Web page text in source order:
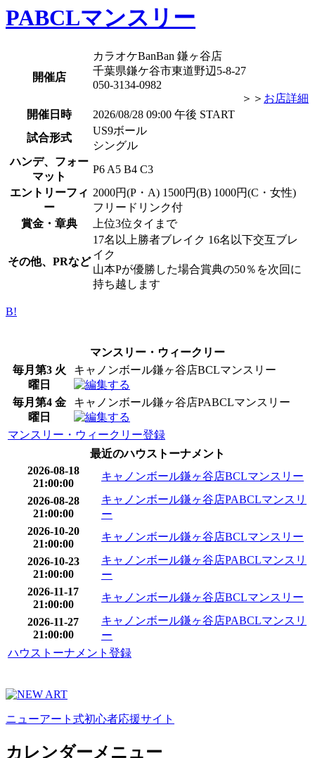
PABCLマンスリー
開催店
カラオケBanBan 鎌ヶ谷店
千葉県鎌ケ谷市東道野辺5-8-27
050-3134-0982
＞＞ お店詳細
開催日時
2026/08/28 09:00 午後 START
試合形式
US9ボール
シングル
ハンデ、フォー
マット
P6 A5 B4 C3
エントリーフィ
ー
2000円(P・A) 1500円(B) 1000円(C・女性)
フリードリンク付
賞金・章典
上位3位タイまで
その他、PRなど
17名以上勝者ブレイク 16名以下交互ブレ
イク
山本Pが優勝した場合賞典の50％を次回に
持ち越します
B!
マンスリー・ウィークリー
毎月第3 火
曜日
キャノンボール鎌ヶ谷店BCLマンスリー
毎月第4 金
曜日
キャノンボール鎌ヶ谷店PABCLマンスリー
マンスリー・ウィークリー登録
最近のハウストーナメント
2026-08-18
21:00:00
キャノンボール鎌ヶ谷店BCLマンスリー
2026-08-28
21:00:00
キャノンボール鎌ヶ谷店PABCLマンスリ
ー
2026-10-20
21:00:00
キャノンボール鎌ヶ谷店BCLマンスリー
2026-10-23
21:00:00
キャノンボール鎌ヶ谷店PABCLマンスリ
ー
2026-11-17
21:00:00
キャノンボール鎌ヶ谷店BCLマンスリー
2026-11-27
21:00:00
キャノンボール鎌ヶ谷店PABCLマンスリ
ー
ハウストーナメント登録
ニューアート式初心者応援サイト
カレンダーメニュー